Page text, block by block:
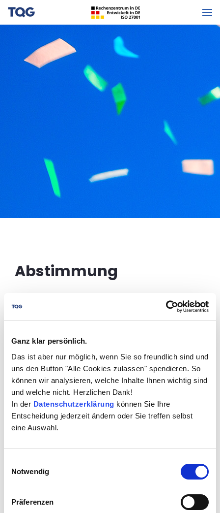
Ganz klar persönlich.
Das ist aber nur möglich, wenn Sie so freundlich sind und
uns den Button "Alle Cookies zulassen" spendieren. So
können wir analysieren, welche Inhalte Ihnen wichtig sind
und welche nicht. Herzlichen Dank!
In der Datenschutzerklärung können Sie Ihre
Entscheidung jederzeit ändern oder Sie treffen selbst
eine Auswahl.
Notwendig
Präferenzen
Abstimmung
Welcher Slogan zu
40 Jahre TQG gefällt
Dir besser?
Abstimmung ist geöffnet bis Dienstag,
22. Juli 2025. Jeder hat nur eine Stimme.
Gibt Pflichtfelder an
40 Jahre TQG. Erfahrung trifft Zukunft.